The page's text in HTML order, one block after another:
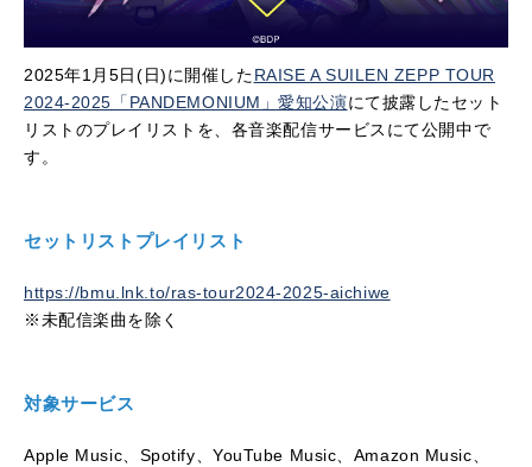
2025年1月5日(日)に開催したRAISE A SUILEN ZEPP TOUR
2024-2025「PANDEMONIUM」愛知公演にて披露したセット
リストのプレイリストを、各音楽配信サービスにて公開中で
す。
セットリストプレイリスト
https://bmu.lnk.to/ras-tour2024-2025-aichiwe
※未配信楽曲を除く
対象サービス
Apple Music、Spotify、YouTube Music、Amazon Music、